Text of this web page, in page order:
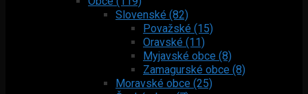
Slovenské (82)
Považské (15)
Oravské (11)
Myjavské obce (8)
Zamagurské obce (8)
Moravské obce (25)